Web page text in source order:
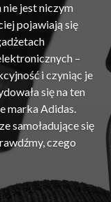
jest niczym
pojawiają się
–
i czyniąc je
się na ten
marka Adidas.
samoładujące się
czego